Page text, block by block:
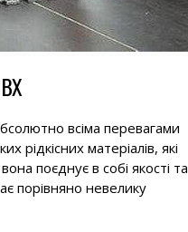
всіма перевагами
рідкісних матеріалів, які
поєднує в собі якості та
порівняно невелику